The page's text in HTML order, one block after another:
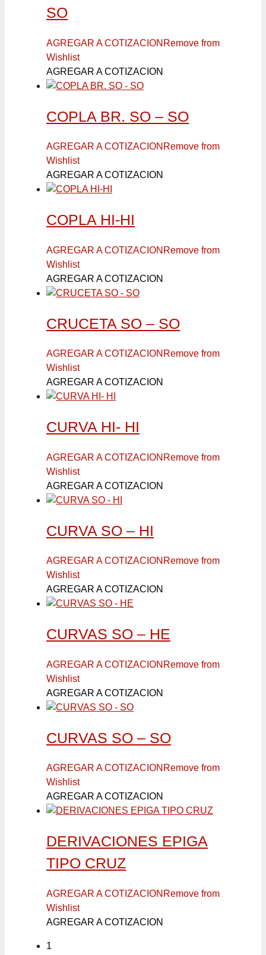
SO
AGREGAR A COTIZACION Remove from
Wishlist
AGREGAR A COTIZACION
COPLA BR. SO – SO
AGREGAR A COTIZACION Remove from
Wishlist
AGREGAR A COTIZACION
COPLA HI-HI
AGREGAR A COTIZACION Remove from
Wishlist
AGREGAR A COTIZACION
CRUCETA SO – SO
AGREGAR A COTIZACION Remove from
Wishlist
AGREGAR A COTIZACION
CURVA HI- HI
AGREGAR A COTIZACION Remove from
Wishlist
AGREGAR A COTIZACION
CURVA SO – HI
AGREGAR A COTIZACION Remove from
Wishlist
AGREGAR A COTIZACION
CURVAS SO – HE
AGREGAR A COTIZACION Remove from
Wishlist
AGREGAR A COTIZACION
CURVAS SO – SO
AGREGAR A COTIZACION Remove from
Wishlist
AGREGAR A COTIZACION
DERIVACIONES EPIGA
TIPO CRUZ
AGREGAR A COTIZACION Remove from
Wishlist
AGREGAR A COTIZACION
1